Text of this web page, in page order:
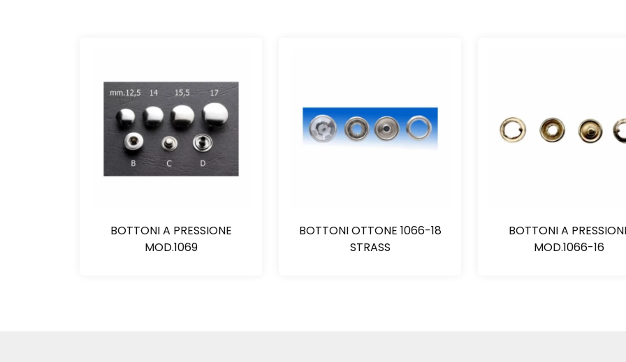
BOTTONI A PRESSIONE
MOD.1069
BOTTONI OTTONE 1066-18
STRASS
BOTTONI A
MOD.1066-16